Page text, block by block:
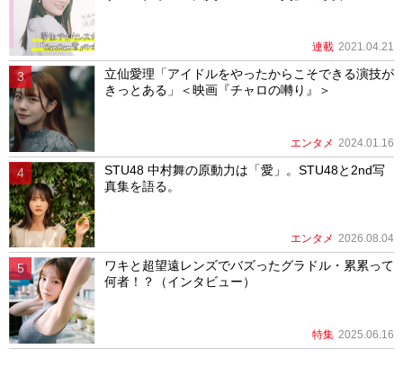
連載 2021.04.21
立仙愛理「アイドルをやったからこそできる演技が
きっとある」＜映画『チャロの囀り』＞
エンタメ 2024.01.16
STU48 中村舞の原動力は「愛」。STU48と2nd写
真集を語る。
エンタメ 2026.08.04
ワキと超望遠レンズでバズったグラドル・累累って
何者！？（インタビュー）
特集 2025.06.16